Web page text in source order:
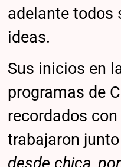
adelante todos
ideas.
Sus inicios en
programas de
recordados
trabajaron